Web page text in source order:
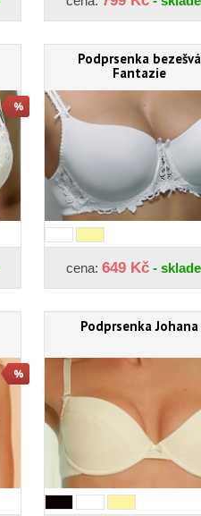
Podprsenka bezešvá
Fantazie
cena: 649 Kč -
Podprsenka Johana